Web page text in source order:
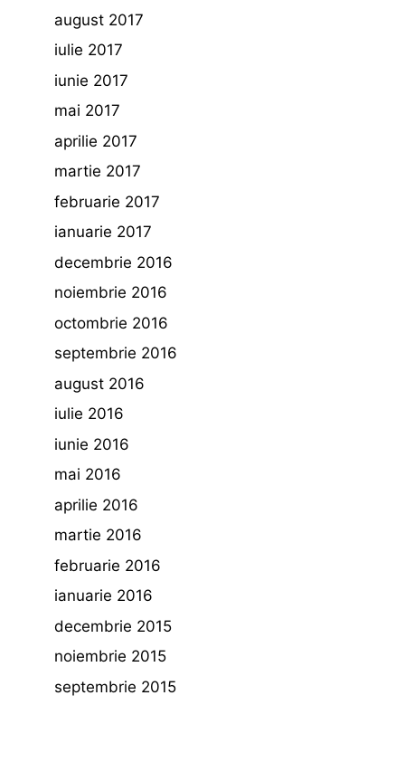
august 2017
iulie 2017
iunie 2017
mai 2017
aprilie 2017
martie 2017
februarie 2017
ianuarie 2017
decembrie 2016
noiembrie 2016
octombrie 2016
septembrie 2016
august 2016
iulie 2016
iunie 2016
mai 2016
aprilie 2016
martie 2016
februarie 2016
ianuarie 2016
decembrie 2015
noiembrie 2015
septembrie 2015